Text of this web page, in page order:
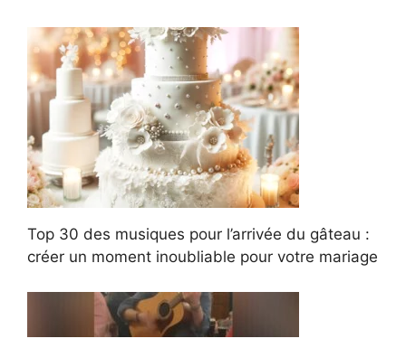
Top 30 des musiques pour l’arrivée du gâteau :
créer un moment inoubliable pour votre mariage